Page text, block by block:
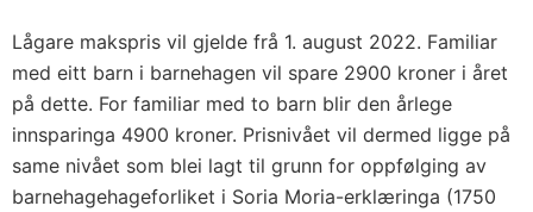
Lågare makspris vil gjelde frå 1. august 2022. Familiar
med eitt barn i barnehagen vil spare 2900 kroner i året
på dette. For familiar med to barn blir den årlege
innsparinga 4900 kroner. Prisnivået vil dermed ligge på
same nivået som blei lagt til grunn for oppfølging av
barnehagehageforliket i Soria Moria-erklæringa (1750